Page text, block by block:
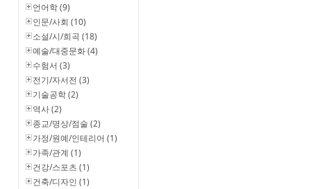
언어학 (9)
인문/사회 (10)
소설/시/희곡 (18)
예술/대중문화 (4)
수험서 (3)
전기/자서전 (3)
기술공학 (2)
역사 (2)
종교/명상/점술 (2)
가정/원예/인테리어 (1)
가족/관계 (1)
건강/스포츠 (1)
건축/디자인 (1)